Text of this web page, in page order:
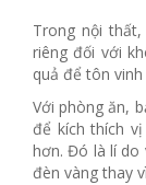
Trong nội
riêng đối với
quả để tôn
Với phòng ăn,
để kích thích
hơn. Đó là lí do
đèn vàng thay